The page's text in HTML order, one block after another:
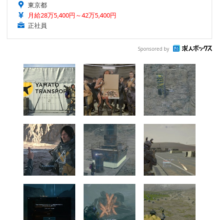
東京都
月給28万5,400円～42万5,400円
正社員
Sponsored by